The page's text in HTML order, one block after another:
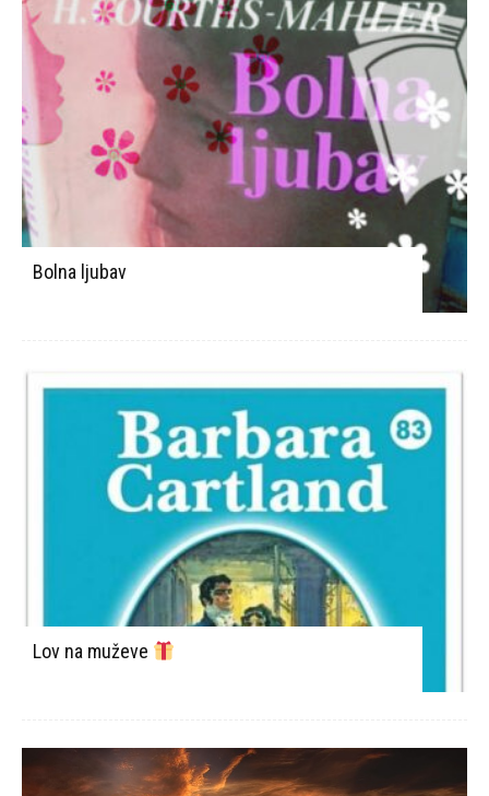
Bolna ljubav
Lov na muževe